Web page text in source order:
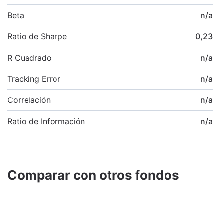
Beta n/a
Ratio de Sharpe 0,23
R Cuadrado n/a
Tracking Error n/a
Correlación n/a
Ratio de Información n/a
Comparar con otros fondos